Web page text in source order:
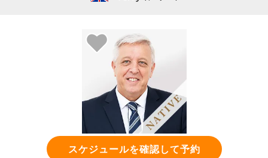
スケジュールを確認して予約